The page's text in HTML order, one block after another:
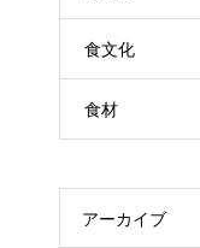
食文化
食材
アーカイブ